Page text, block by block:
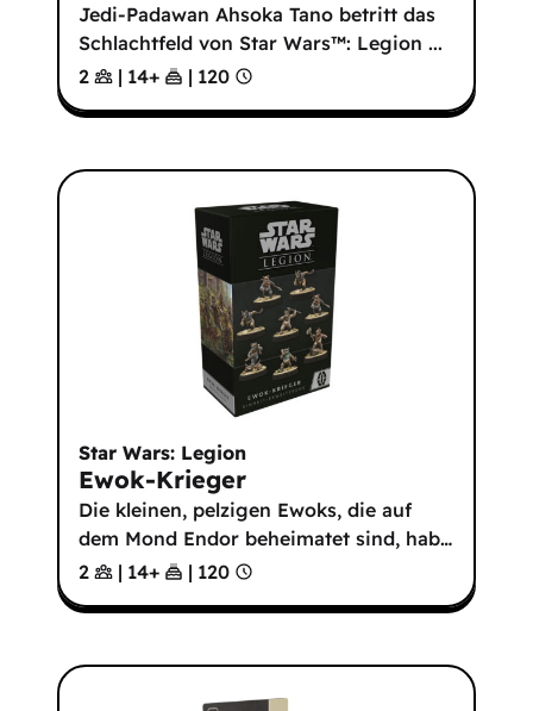
Jedi-Padawan Ahsoka Tano betritt das
Schlachtfeld von Star Wars™: Legion ...
2
| 14+ | 120
Star Wars: Legion
Ewok-Krieger
Die kleinen, pelzigen Ewoks, die auf
dem Mond Endor beheimatet sind, hab…
2
| 14+ | 120